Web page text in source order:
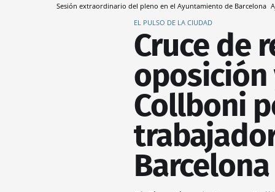
Sesión extraordinario del pleno en el Ayuntamiento de Barcelona
EL PULSO DE LA CIUDAD
Cruce de
oposición
Collboni
Barcelona